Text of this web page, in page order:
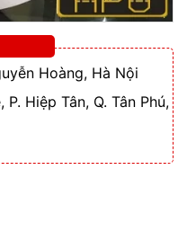
Hoàng, Hà Nội
Hiệp Tân, Q. Tân Phú,